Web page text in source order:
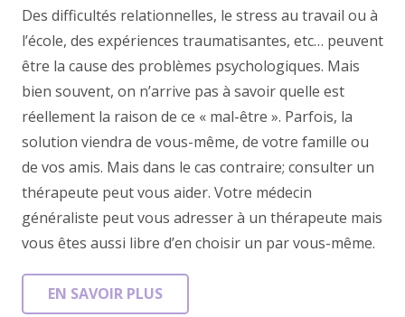
Des difficultés relationnelles, le stress au travail ou à
l’école, des expériences traumatisantes, etc… peuvent
être la cause des problèmes psychologiques. Mais
bien souvent, on n’arrive pas à savoir quelle est
réellement la raison de ce « mal-être ». Parfois, la
solution viendra de vous-même, de votre famille ou
de vos amis. Mais dans le cas contraire; consulter un
thérapeute peut vous aider. Votre médecin
généraliste peut vous adresser à un thérapeute mais
vous êtes aussi libre d’en choisir un par vous-même.
EN SAVOIR PLUS